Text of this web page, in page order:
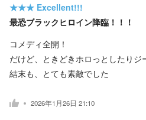
★★★ Excellent!!!
最恐ブラックヒロイン降臨！！！
コメディ全開！
だけど、ときどきホロっとしたりジ
結末も、とても素敵でした
2026年1月26日 21:10